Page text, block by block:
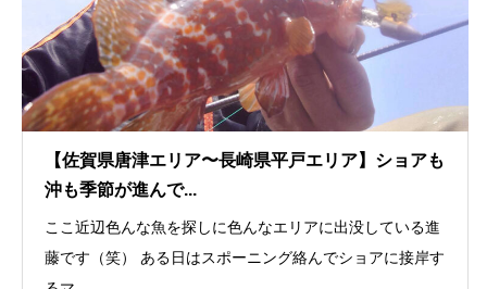
【佐賀県唐津エリア〜長崎県平戸エリア】ショアも
沖も季節が進んで...
ここ近辺色んな魚を探しに色んなエリアに出没している進
藤です（笑） ある日はスポーニング絡んでショアに接岸す